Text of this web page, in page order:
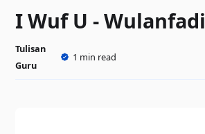
I Wuf U - Wulanfadi
Tulisan
Guru
1 min read